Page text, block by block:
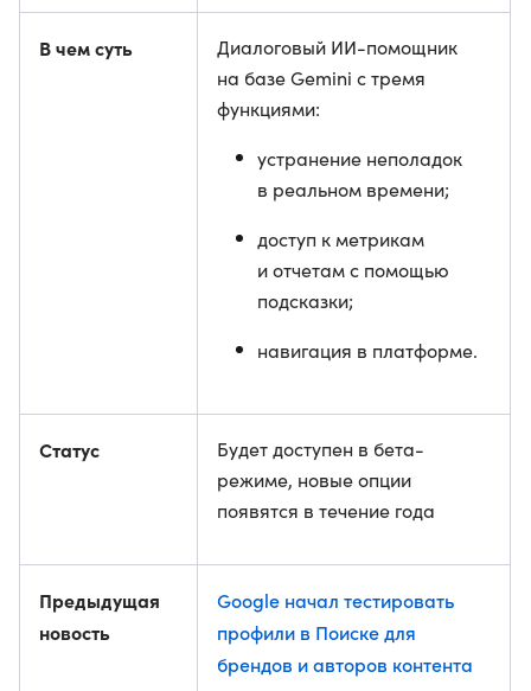
В чем суть
Диалоговый ИИ-помощник
на базе Gemini с тремя
функциями:
устранение неполадок
в реальном времени;
доступ к метрикам
и отчетам с помощью
подсказки;
навигация в платформе.
Статус
Будет доступен в бета-
режиме, новые опции
появятся в течение года
Предыдущая
новость
Google начал тестировать
профили в Поиске для
брендов и авторов контента